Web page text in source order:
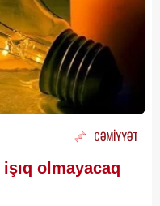
CƏMİYYƏT
işıq olmayacaq